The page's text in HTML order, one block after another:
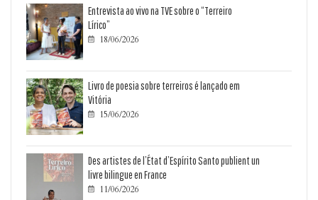
Entrevista ao vivo na TVE sobre o “Terreiro
Lírico”
 18/06/2026
Livro de poesia sobre terreiros é lançado em
Vitória
 15/06/2026
Des artistes de l’État d’Espírito Santo publient un
livre bilingue en France
 11/06/2026